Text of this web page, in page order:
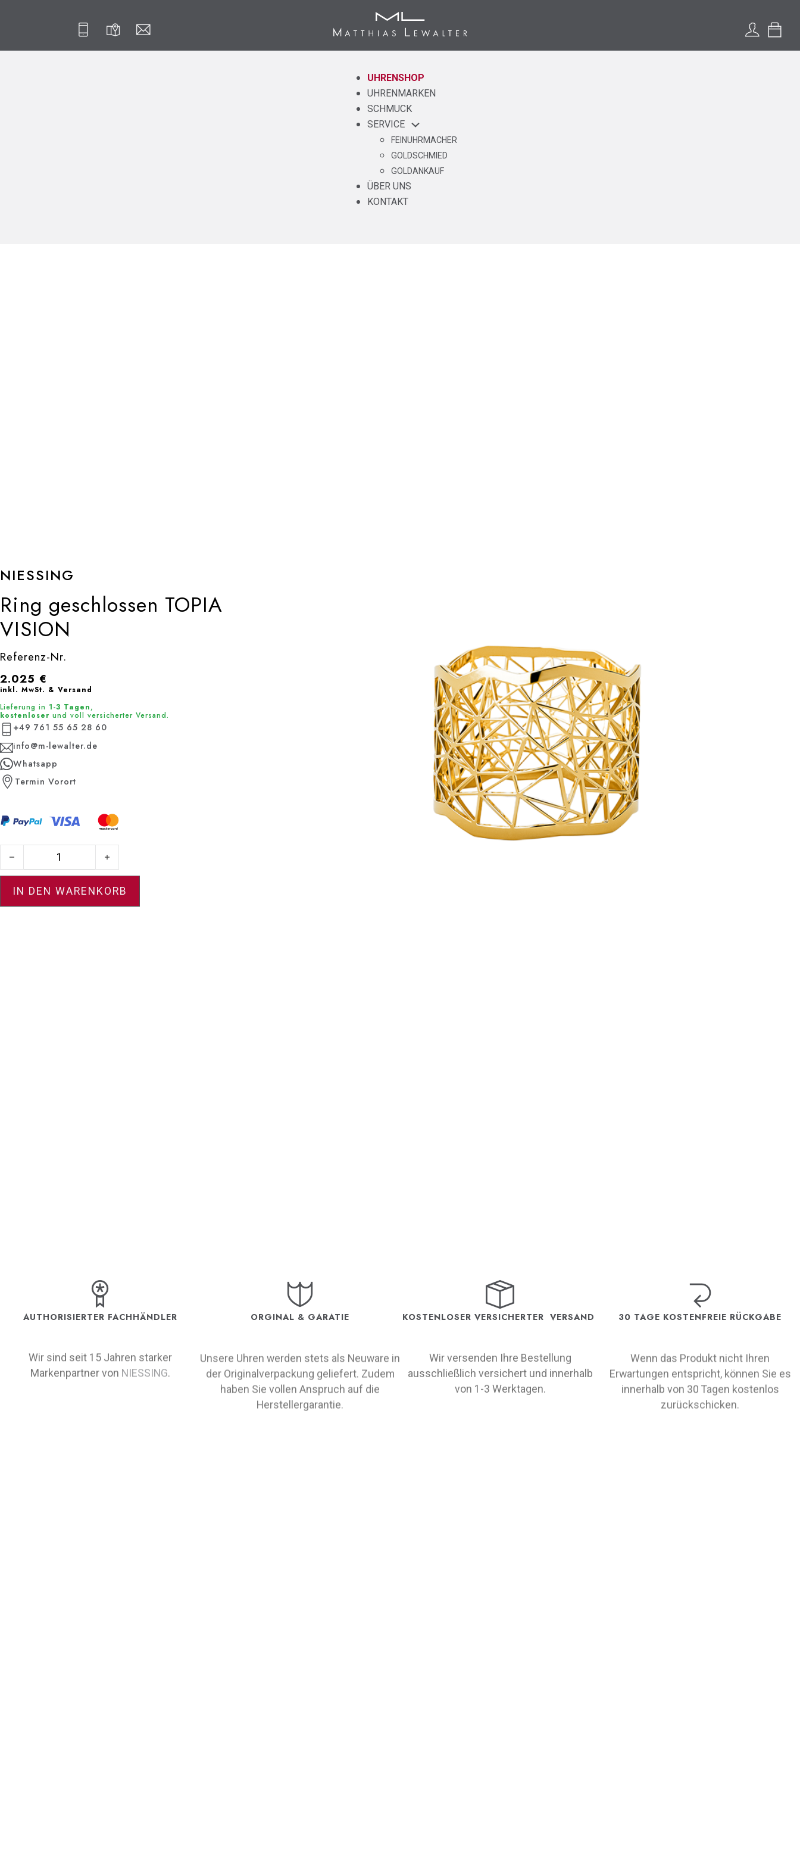
UHRENSHOP
UHRENMARKEN
SCHMUCK
SERVICE
FEINUHRMACHER
GOLDSCHMIED
GOLDANKAUF
ÜBER UNS
KONTAKT
NIESSING
Ring geschlossen TOPIA
VISION
Referenz-Nr.
2.025 €
inkl. MwSt. & Versand
Lieferung in 1-3 Tagen,
kostenloser und voll versicherter Versand.
+49 761 55 65 28 60
info@m-lewalter.de
Whatsapp
Termin Vorort
Ring geschlossen TOPIA VISION Menge
IN DEN WARENKORB
AUTHORISIERTER FACHHÄNDLER
Wir sind seit 15 Jahren starker
Markenpartner von NIESSING.
ORGINAL & GARATIE
Unsere Uhren werden stets als Neuware in
der Originalverpackung geliefert. Zudem
haben Sie vollen Anspruch auf die
Herstellergarantie.
KOSTENLOSER VERSICHERTER VERSAND
Wir versenden Ihre Bestellung
ausschließlich versichert und innerhalb
von 1-3 Werktagen.
30 TAGE KOSTENFREIE RÜCKGABE
Wenn das Produkt nicht Ihren
Erwartungen entspricht, können Sie es
innerhalb von 30 Tagen kostenlos
zurückschicken.